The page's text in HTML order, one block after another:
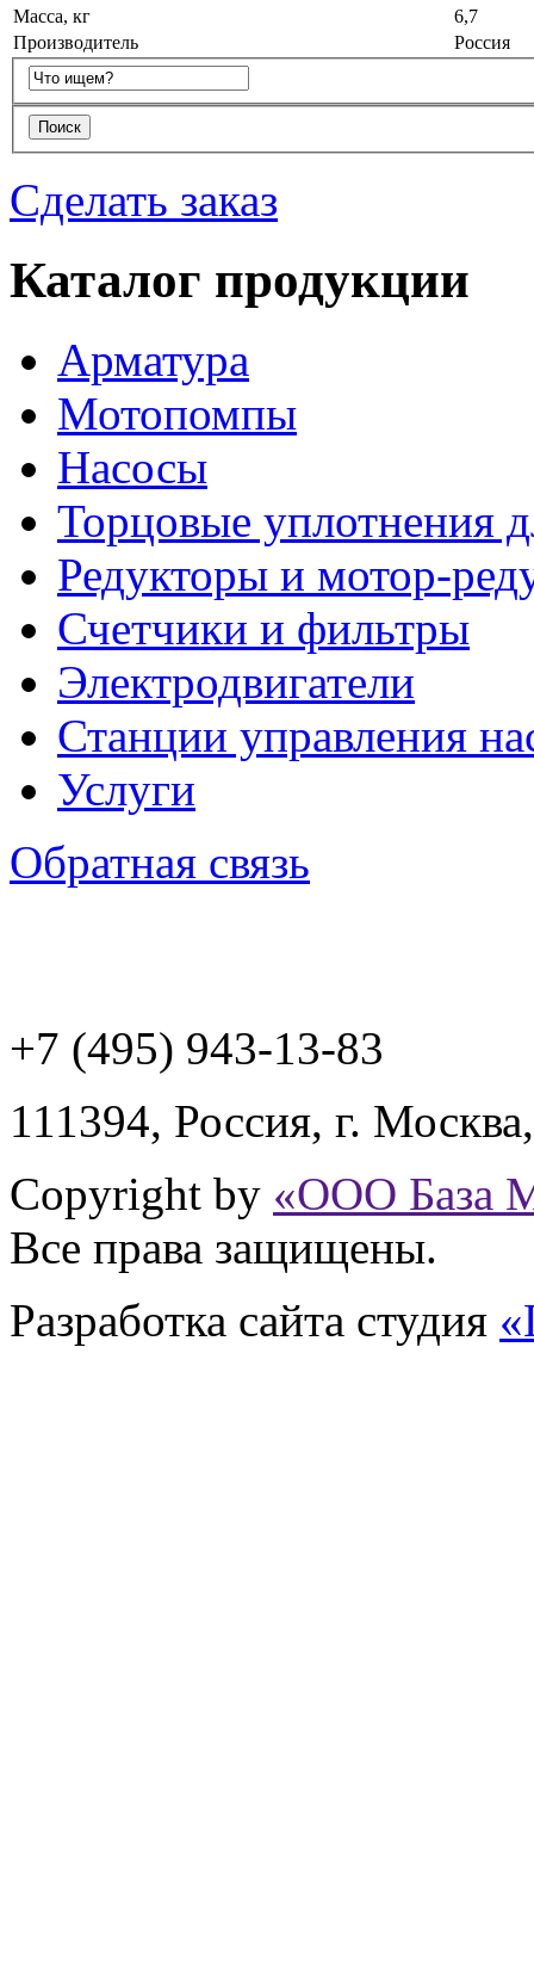
Масса, кг
6,7
Производитель
Россия
Сделать заказ
Каталог продукции
Арматура
Мотопомпы
Насосы
Торцовые уплотнения
Редукторы и мотор-
Счетчики и фильтры
Электродвигатели
Станции управления
Услуги
Обратная связь
+7 (495) 943-13-83
111394, Россия, г. Москва
Copyright by «ООО База
Все права защищены.
Разработка сайта студия